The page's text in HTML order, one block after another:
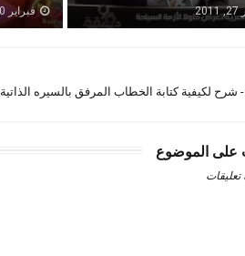
فبراير 20, 2011
شرح لكيفية كتابة الخطاب المرفق بالسيره الذاتية
على الموضوع